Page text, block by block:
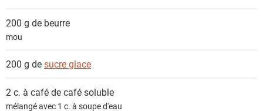
200 g de beurre
mou
200 g desucre glace
2 c. à café decafé soluble
mélangé avec 1 c. à soupe d'eau